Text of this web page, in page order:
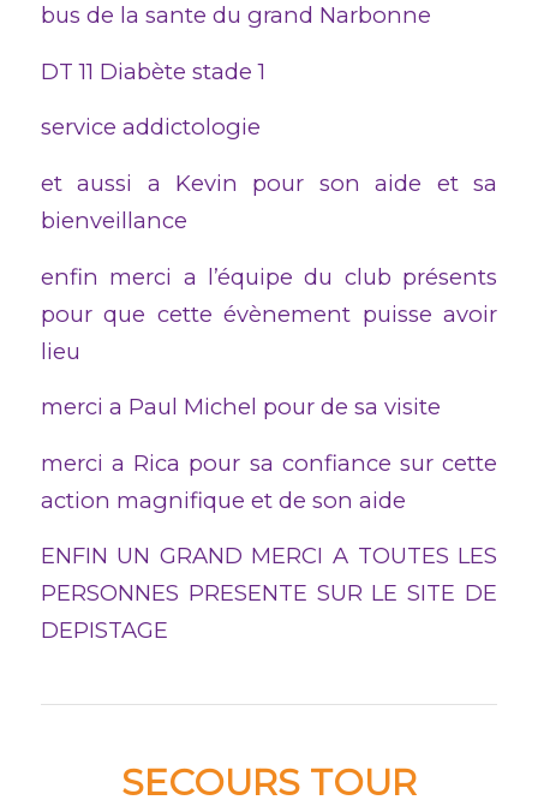
bus de la sante du grand Narbonne
DT 11 Diabète stade 1
service addictologie
et aussi a Kevin pour son aide et sa
bienveillance
enfin merci a l’équipe du club présents
pour que cette évènement puisse avoir
lieu
merci a Paul Michel pour de sa visite
merci a Rica pour sa confiance sur cette
action magnifique et de son aide
ENFIN UN GRAND MERCI A TOUTES LES
PERSONNES PRESENTE SUR LE SITE DE
DEPISTAGE
SECOURS TOUR